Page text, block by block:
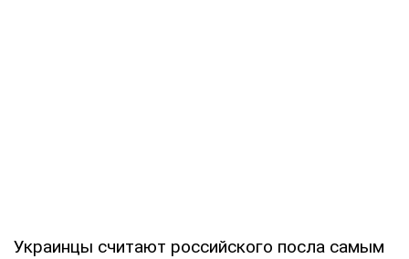
Украинцы считают российского посла самым